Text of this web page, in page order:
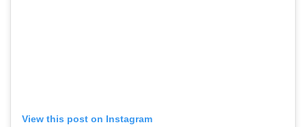
View this post on Instagram